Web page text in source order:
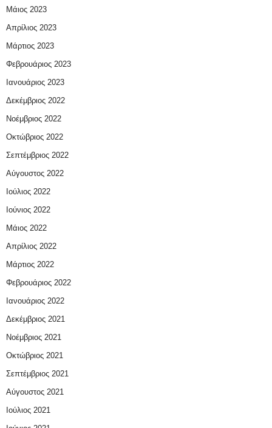
Μάιος 2023
Απρίλιος 2023
Μάρτιος 2023
Φεβρουάριος 2023
Ιανουάριος 2023
Δεκέμβριος 2022
Νοέμβριος 2022
Οκτώβριος 2022
Σεπτέμβριος 2022
Αύγουστος 2022
Ιούλιος 2022
Ιούνιος 2022
Μάιος 2022
Απρίλιος 2022
Μάρτιος 2022
Φεβρουάριος 2022
Ιανουάριος 2022
Δεκέμβριος 2021
Νοέμβριος 2021
Οκτώβριος 2021
Σεπτέμβριος 2021
Αύγουστος 2021
Ιούλιος 2021